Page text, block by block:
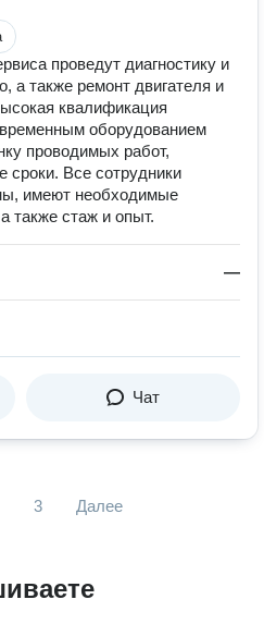
проведут диагностику и
а также ремонт двигателя и
квалификация
оборудованием
проводимых работ,
сроки. Все сотрудники
имеют необходимые
также стаж и опыт.
—
Чат
3 Далее